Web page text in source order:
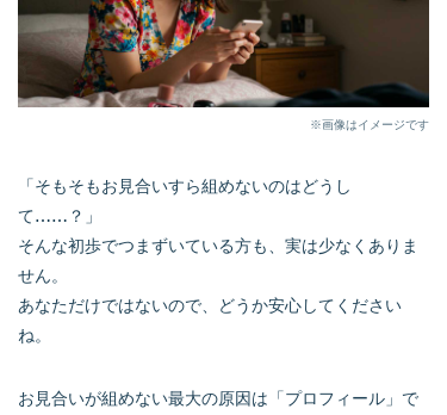
※画像はイメージです
「そもそもお見合いすら組めないのはどうし
て……？」
そんな初歩でつまずいている方も、実は少なくありま
せん。
あなただけではないので、どうか安心してください
ね。
お見合いが組めない最大の原因は「プロフィール」で